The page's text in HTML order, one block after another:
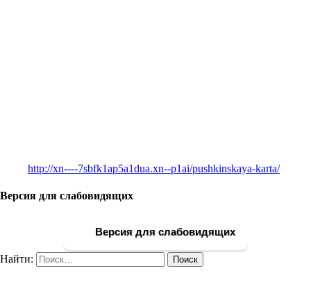
http://xn----7sbfk1ap5a1dua.xn--p1ai/pushkinskaya-karta/
Версия для слабовидящих
Версия для слабовидящих
Найти: